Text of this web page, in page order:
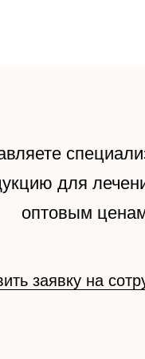
для
оптовым
заявку на